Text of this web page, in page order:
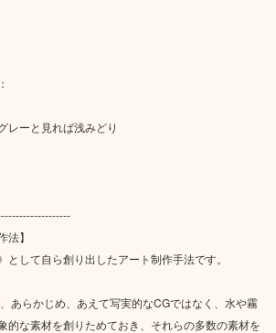
レーと見れば浅みどり
法】
として自ら創り出したアート制作手法です。
あらかじめ、あえて写実的なCGではなく、水や霧
的な素材を創りためておき、それらの多数の素材を